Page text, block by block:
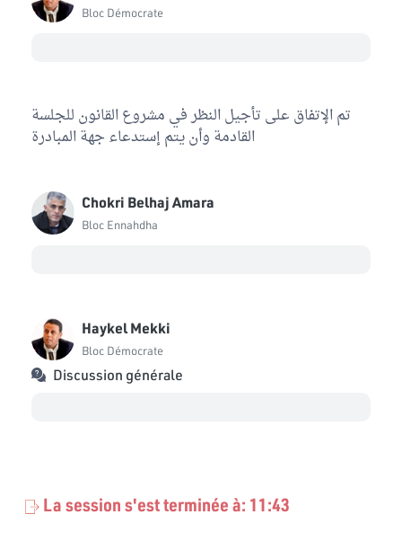
Bloc Démocrate
تم الإتفاق على تأجيل النظر في مشروع القانون للجلسة
القادمة وأن يتم إستدعاء جهة المبادرة
Chokri Belhaj Amara
Bloc Ennahdha
Haykel Mekki
Bloc Démocrate
Discussion générale
La session s'est terminée à: 11:43